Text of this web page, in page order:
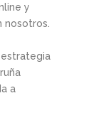
y
estrategia
a